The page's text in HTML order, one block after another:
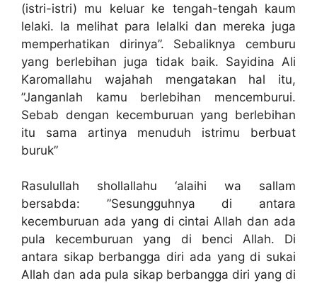
(istri-istri) mu keluar ke tengah-tengah kaum
lelaki. Ia melihat para lelalki dan mereka juga
memperhatikan dirinya”. Sebaliknya cemburu
yang berlebihan juga tidak baik. Sayidina Ali
Karomallahu wajahah mengatakan hal itu,
”Janganlah kamu berlebihan mencemburui.
Sebab dengan kecemburuan yang berlebihan
itu sama artinya menuduh istrimu berbuat
buruk”
Rasulullah shollallahu ‘alaihi wa sallam
bersabda: ”Sesungguhnya di antara
kecemburuan ada yang di cintai Allah dan ada
pula kecemburuan yang di benci Allah. Di
antara sikap berbangga diri ada yang di sukai
Allah dan ada pula sikap berbangga diri yang di